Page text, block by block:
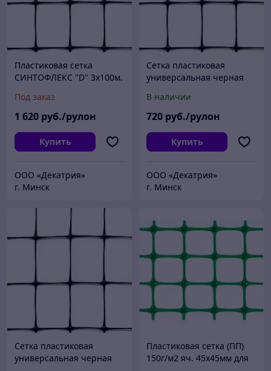
Пластиковая сетка
СИНТОФЛЕКС "D" 3х100м.
Под заказ
1 620 руб./рулон
Купить
ООО «Декатрия»
г. Минск
Сетка пластиковая
универсальная черная
3х100м
В наличии
720 руб./рулон
Купить
ООО «Декатрия»
г. Минск
Сетка пластиковая
универсальная черная
Пластиковая сетка (ПП)
150г/м2 яч. 45х45мм для